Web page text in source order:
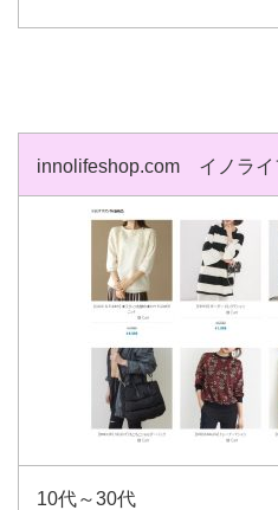
innolifeshop.com イノライ
10代～30代